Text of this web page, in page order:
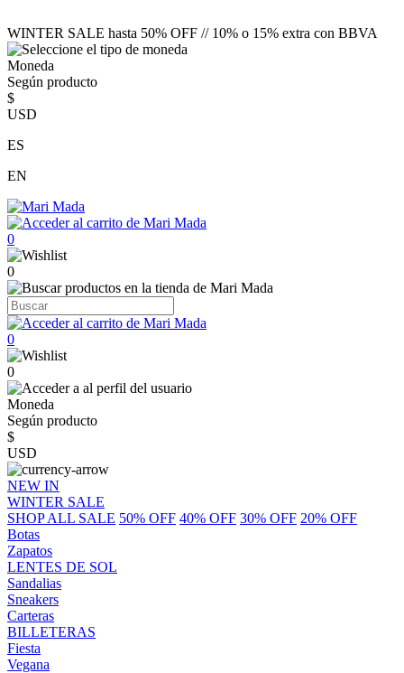
WINTER SALE hasta 50% OFF // 10% o 15% extra con BBVA
Moneda
Según producto
$
USD
ES
EN
0
0
0
0
Moneda
Según producto
$
USD
NEW IN
WINTER SALE
SHOP ALL SALE 50% OFF 40% OFF 30% OFF 20% OFF
Botas
Zapatos
LENTES DE SOL
Sandalias
Sneakers
Carteras
BILLETERAS
Fiesta
Vegana